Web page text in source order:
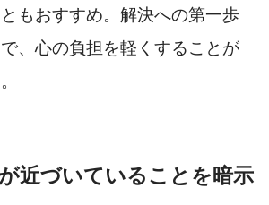
もおすすめ。解決への第一歩
、心の負担を軽くすることが
近づいていることを暗示